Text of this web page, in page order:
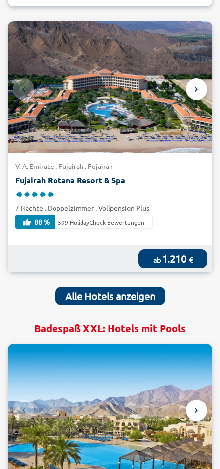
V. A. Emirate . Fujairah . Fujairah
Fujairah Rotana Resort & Spa
7 Nächte . Doppelzimmer . Vollpension Plus
88 %
599 HolidayCheck Bewertungen
ab 1.210 €
Alle Hotels anzeigen
Badespaß XXL: Hotels mit Pools